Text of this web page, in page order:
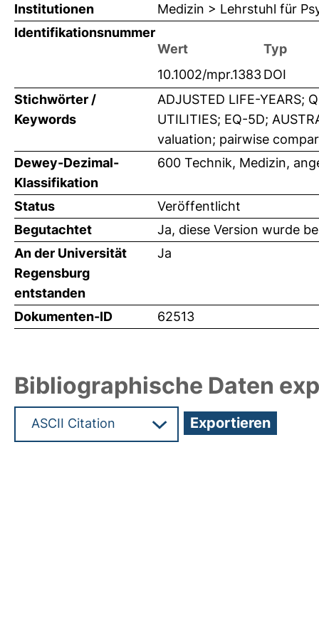
Institutionen
Medizin > Lehrstuhl für
Identifikationsnummer
Wert
Typ
10.1002/mpr.1383DOI
Stichwörter /
Keywords
ADJUSTED LIFE-YEARS;
UTILITIES; EQ-5D;
valuation; pairwise
Dewey-Dezimal-
Klassifikation
600 Technik, Medizin,
Status
Veröffentlicht
Begutachtet
Ja, diese Version wurde
An der Universität
Regensburg
entstanden
Ja
Dokumenten-ID 62513
Bibliographische Daten